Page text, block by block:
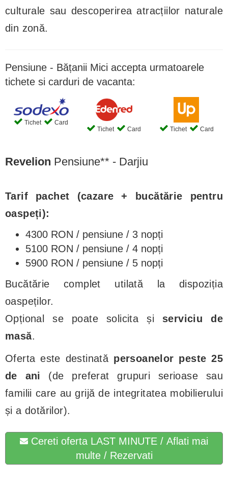
culturale sau descoperirea atracțiilor naturale
din zonă.
Pensiune - Bățanii Mici accepta urmatoarele
tichete si carduri de vacanta:
Tichet
Card
Tichet
Card Tichet Card
Revelion Pensiune** - Darjiu
Tarif pachet (cazare + bucătărie pentru
oaspeți):
4300 RON / pensiune / 3 nopți
5100 RON / pensiune / 4 nopți
5900 RON / pensiune / 5 nopți
Bucătărie complet utilată la dispoziția
oaspeților.
Opțional se poate solicita și serviciu de
masă.
Oferta este destinată persoanelor peste 25
de ani (de preferat grupuri serioase sau
familii care au grijă de integritatea mobilierului
și a dotărilor).
Cereti oferta LAST MINUTE / Aflati mai
multe / Rezervati